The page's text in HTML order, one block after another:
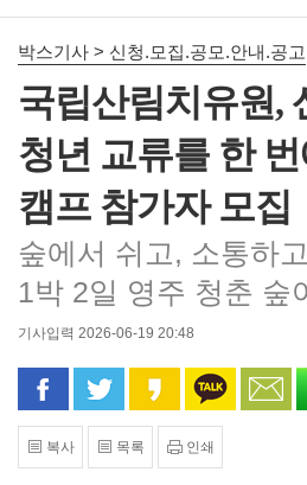
박스기사 > 신청.모집.공모.안내.공고
국립산림치유원,
청년 교류를 한
캠프 참가자 모집
숲에서 쉬고, 소통하
1박 2일 영주 청춘 숲
기사입력 2026-06-19 20:48
페이스북으로 공유
트위터로 공유카카오 스토리
카카오
복사 목록 인쇄